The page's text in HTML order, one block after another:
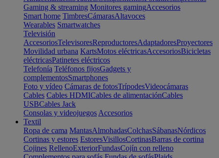
Gaming & streaming Monitores gamingAccesorios
Smart home TimbresCámarasAltavoces
Wearables Smartwatches
Televisión
AccesoriosTelevisoresReproductoresAdaptadoresProyectores
Movilidad urbana KartsMotos eléctricasAccesoriosBicicletas
eléctricasPatinetes eléctricos
Telefonía Teléfonos fijosGadgets y
complementosSmartphones
Foto y vídeo Cámaras de fotosTrípodesVideocámaras
Cables Cables HDMICables de alimentaciónCables
USBCables Jack
Consolas y videojuegos Accesorios
Textil
Ropa de cama MantasAlmohadasColchasSábanasNórdicos
Cortinas y estores EstoresVisillosCortinasBarras de cortina
Cojines RellenoExteriorFundasCojín con relleno